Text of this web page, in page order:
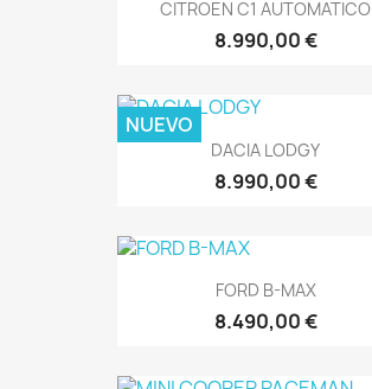
CITROEN C1 AUTOMATICO
8.990,00 €
DACIA LODGY
8.990,00 €
NUEVO
FORD B-MAX
8.490,00 €